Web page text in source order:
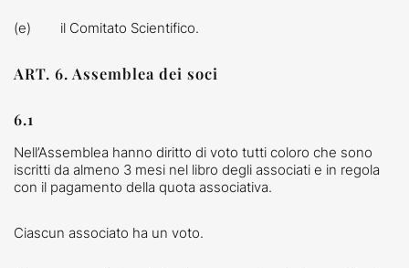
(e) il Comitato Scientifico.
ART. 6. Assemblea dei soci
6.1
Nell’Assemblea hanno diritto di voto tutti coloro che sono
iscritti da almeno 3 mesi nel libro degli associati e in regola
con il pagamento della quota associativa.
Ciascun associato ha un voto.